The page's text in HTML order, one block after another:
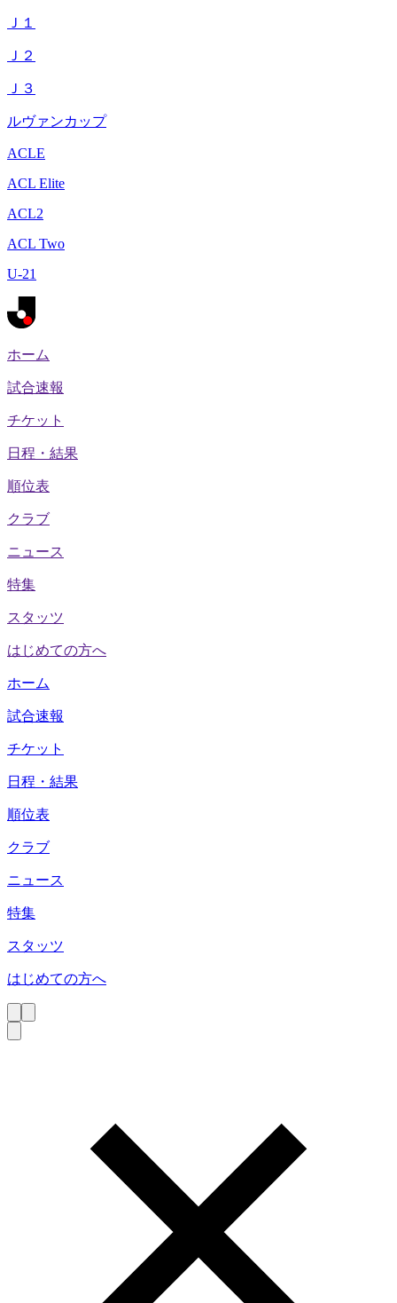
Ｊ１
Ｊ２
Ｊ３
ルヴァンカップ
ACLE
ACL Elite
ACL2
ACL Two
U-21
ホーム
試合速報
チケット
日程・結果
順位表
クラブ
ニュース
特集
スタッツ
はじめての方へ
ホーム
試合速報
チケット
日程・結果
順位表
クラブ
ニュース
特集
スタッツ
はじめての方へ